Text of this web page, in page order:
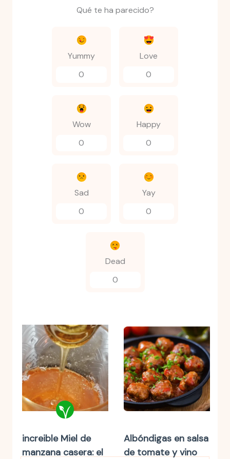
Qué te ha parecido?
Yummy
0
Love
0
Wow
0
Happy
0
Sad
0
Yay
0
Dead
0
increible Miel de
manzana casera: el
Albóndigas en salsa
de tomate y vino